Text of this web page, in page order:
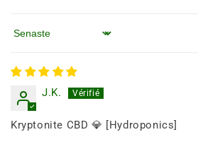
Sortera efter
J.K.
Kryptonite CBD 💎 [Hydroponics]